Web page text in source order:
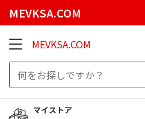
MEVKSA.COM
MEVKSA.COM
マイストア